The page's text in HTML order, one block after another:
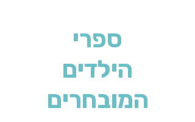
ספרי
הילדים
המובחרים